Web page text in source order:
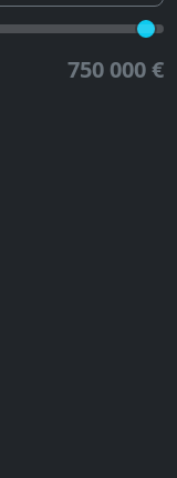
750 000 €